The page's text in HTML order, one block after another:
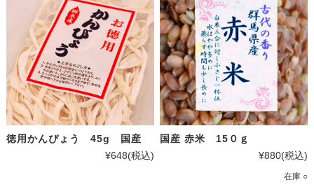
徳用かんぴょう 45g 国産
¥648(税込)
国産 赤米 15０ｇ
¥880(税込)
在庫 ○